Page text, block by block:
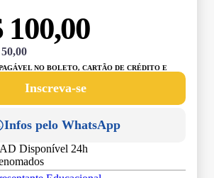
100,00
NO BOLETO, CARTÃO DE CRÉDITO E
Inscreva-se
Infos pelo WhatsApp
Disponível 24h